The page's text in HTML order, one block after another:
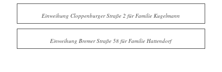
Einweihung Cloppenburger Straße 2 für Familie Kugelmann
Einweihung Bremer Straße 58 für Familie Hattendorf